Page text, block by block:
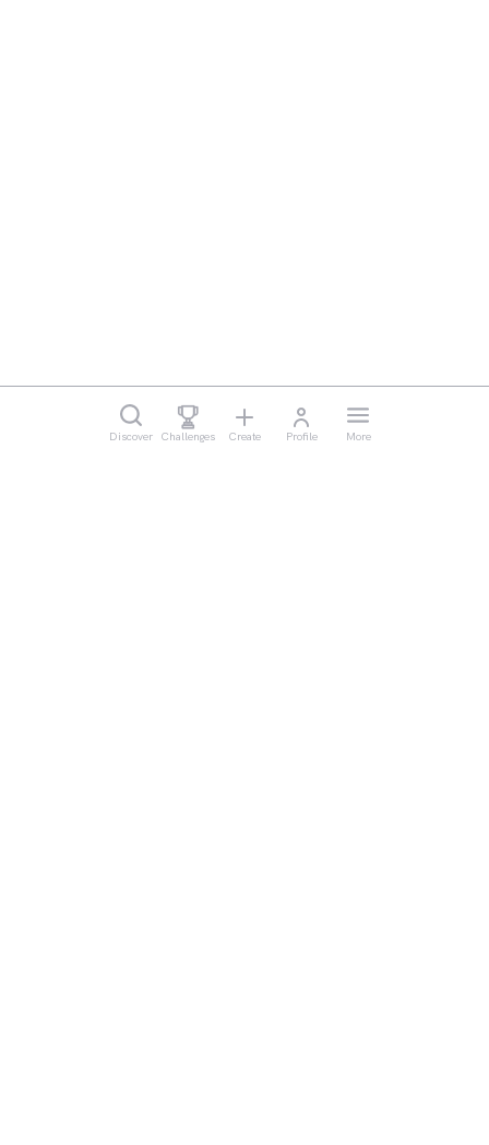
Discover Challenges Create Profile More